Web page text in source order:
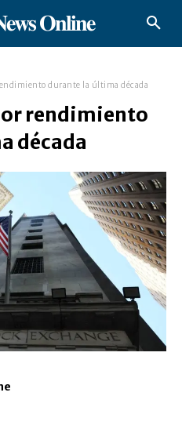
𝐎𝐧𝐥𝐢𝐧𝐞
durante la última década
rendimiento
década